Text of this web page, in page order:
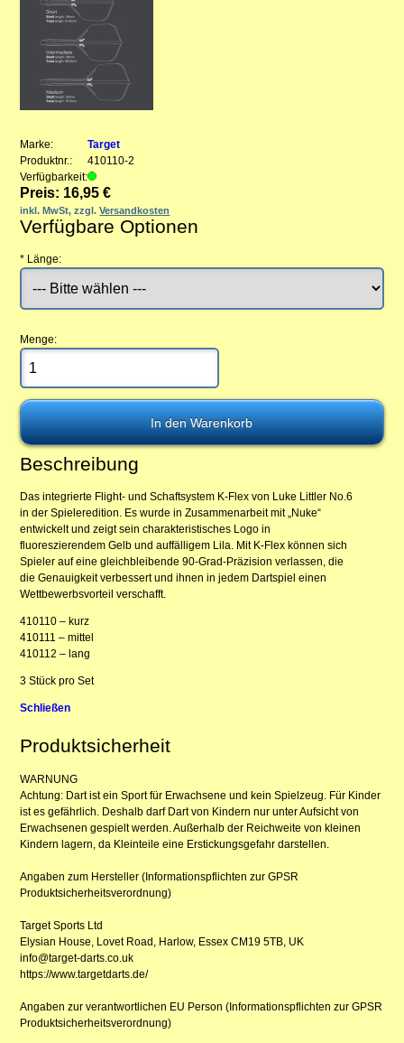
Marke:
Target
Produktnr.:
410110-2
Verfügbarkeit:
Preis: 16,95 €
inkl. MwSt, zzgl.Versandkosten
Verfügbare Optionen
* Länge:
Menge:
Beschreibung
Das integrierte Flight- und Schaftsystem K-Flex von Luke Littler No.6
in der Spieleredition. Es wurde in Zusammenarbeit mit „Nuke“
entwickelt und zeigt sein charakteristisches Logo in
fluoreszierendem Gelb und auffälligem Lila. Mit K-Flex können sich
Spieler auf eine gleichbleibende 90-Grad-Präzision verlassen, die
die Genauigkeit verbessert und ihnen in jedem Dartspiel einen
Wettbewerbsvorteil verschafft.
410110 – kurz
410111 – mittel
410112 – lang
3 Stück pro Set
Schließen
Produktsicherheit
WARNUNG
Achtung: Dart ist ein Sport für Erwachsene und kein Spielzeug. Für Kinder
ist es gefährlich. Deshalb darf Dart von Kindern nur unter Aufsicht von
Erwachsenen gespielt werden. Außerhalb der Reichweite von kleinen
Kindern lagern, da Kleinteile eine Erstickungsgefahr darstellen.
Angaben zum Hersteller (Informationspflichten zur GPSR
Produktsicherheitsverordnung)
Target Sports Ltd
Elysian House, Lovet Road, Harlow, Essex CM19 5TB, UK
info@target-darts.co.uk
https://www.targetdarts.de/
Angaben zur verantwortlichen EU Person (Informationspflichten zur GPSR
Produktsicherheitsverordnung)